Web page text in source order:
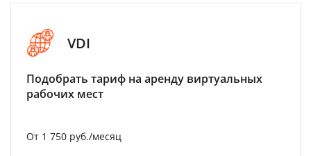
VDI
Подобрать тариф на аренду виртуальных
рабочих мест
От 1 750 руб./месяц